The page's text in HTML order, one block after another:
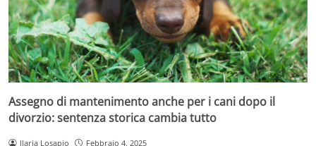
Assegno di mantenimento anche per i cani dopo il
divorzio: sentenza storica cambia tutto
Ilaria Losapio Febbraio 4, 2025